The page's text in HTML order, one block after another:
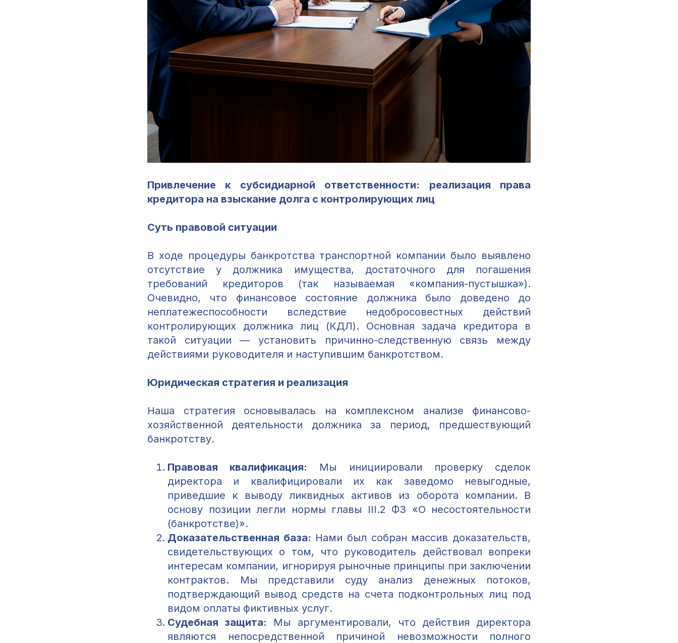
Привлечение к субсидиарной ответственности: реализация права
кредитора на взыскание долга с контролирующих лиц
Суть правовой ситуации
В ходе процедуры банкротства транспортной компании было выявлено
отсутствие у должника имущества, достаточного для погашения
требований кредиторов (так называемая «компания-пустышка»).
Очевидно, что финансовое состояние должника было доведено до
неплатежеспособности вследствие недобросовестных действий
контролирующих должника лиц (КДЛ). Основная задача кредитора в
такой ситуации — установить причинно-следственную связь между
действиями руководителя и наступившим банкротством.
Юридическая стратегия и реализация
Наша стратегия основывалась на комплексном анализе финансово-
хозяйственной деятельности должника за период, предшествующий
банкротству.
Правовая квалификация: Мы инициировали проверку сделок
директора и квалифицировали их как заведомо невыгодные,
приведшие к выводу ликвидных активов из оборота компании. В
основу позиции легли нормы главы III.2 ФЗ «О несостоятельности
(банкротстве)».
Доказательственная база: Нами был собран массив доказательств,
свидетельствующих о том, что руководитель действовал вопреки
интересам компании, игнорируя рыночные принципы при заключении
контрактов. Мы представили суду анализ денежных потоков,
подтверждающий вывод средств на счета подконтрольных лиц под
видом оплаты фиктивных услуг.
Судебная защита: Мы аргументировали, что действия директора
являются непосредственной причиной невозможности полного